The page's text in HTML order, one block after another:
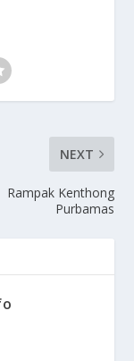
NEXT
Rampak Kenthong
Purbamas